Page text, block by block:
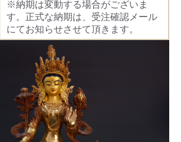
※納期は変動する場合がございま
す。正式な納期は、受注確認メール
にてお知らせさせて頂きます。